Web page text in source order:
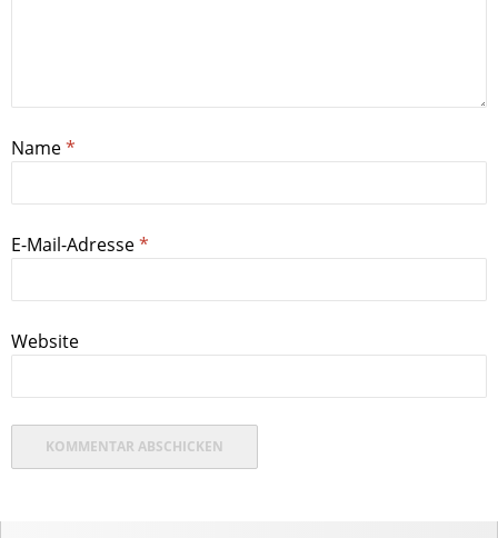
Name*
E-Mail-Adresse*
Website